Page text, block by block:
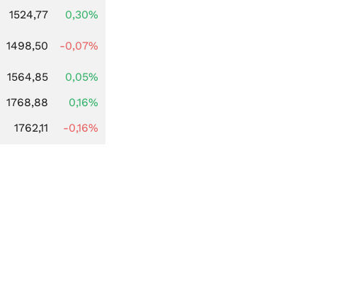
1524,77
0,30%
1498,50 -0,07%
1564,85
0,05%
1768,88
0,16%
1762,11 -0,16%